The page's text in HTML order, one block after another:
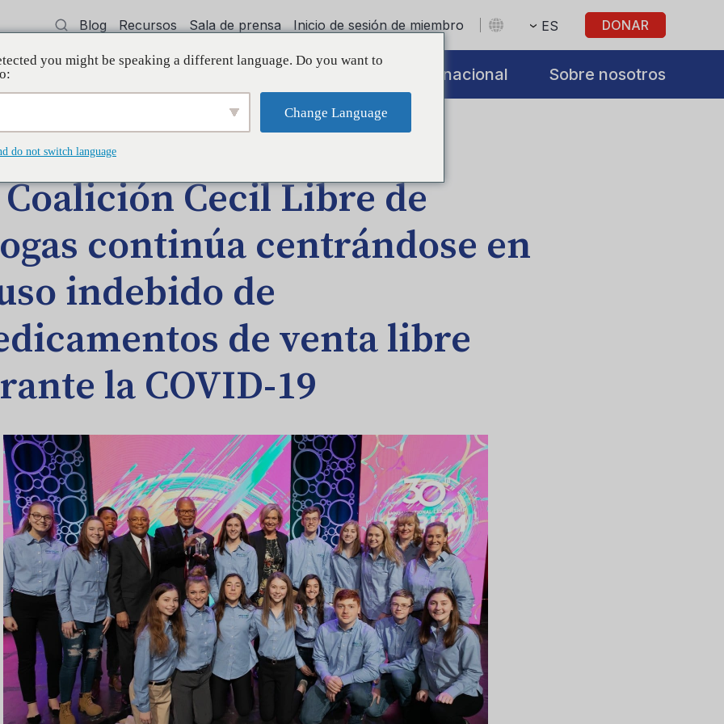
Blog Recursos Sala de prensa Inicio de sesión de miembro ES DONAR
Capacitación Initiatives Internacional Sobre nosotros
EN EL BLOG
Cecil Libre de
continúa centrándose en
indebido de
de venta libre
la COVID-19
you might be speaking a different language. Do you want to
Change Language
do not switch language